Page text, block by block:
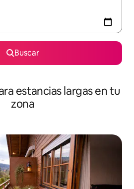
Buscar
estancias largas en tu
zona